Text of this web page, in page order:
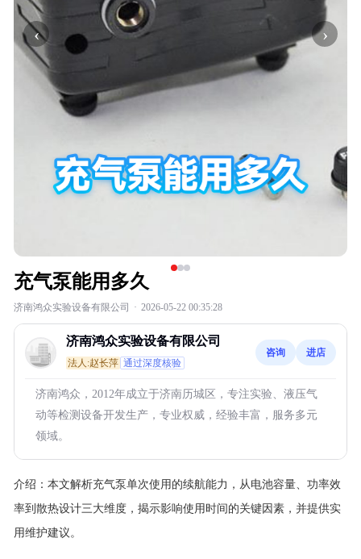
‹ ›
充气泵能用多久
济南鸿众实验设备有限公司 · 2026-05-22 00:35:28
济南鸿众实验设备有限公司
法人:赵长萍 通过深度核验
咨询 进店
济南鸿众，2012年成立于济南历城区，专注实验、液压气
动等检测设备开发生产，专业权威，经验丰富，服务多元
领域。
介绍： 本文解析充气泵单次使用的续航能力，从电池容量、功率效
率到散热设计三大维度，揭示影响使用时间的关键因素，并提供实
用维护建议。